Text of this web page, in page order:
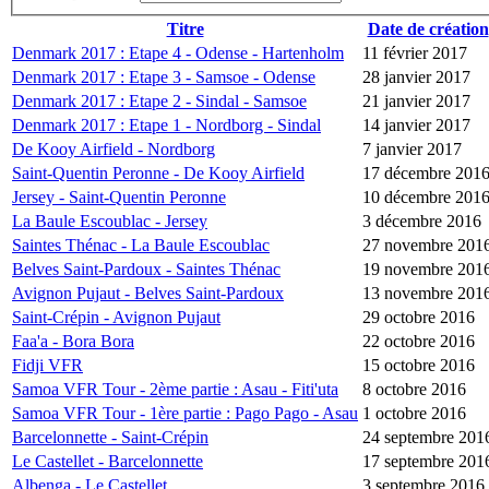
Titre
Date de création
Denmark 2017 : Etape 4 - Odense - Hartenholm
11 février 2017
Denmark 2017 : Etape 3 - Samsoe - Odense
28 janvier 2017
Denmark 2017 : Etape 2 - Sindal - Samsoe
21 janvier 2017
Denmark 2017 : Etape 1 - Nordborg - Sindal
14 janvier 2017
De Kooy Airfield - Nordborg
7 janvier 2017
Saint-Quentin Peronne - De Kooy Airfield
17 décembre 2016
Jersey - Saint-Quentin Peronne
10 décembre 2016
La Baule Escoublac - Jersey
3 décembre 2016
Saintes Thénac - La Baule Escoublac
27 novembre
Belves Saint-Pardoux - Saintes Thénac
19 novembre
Avignon Pujaut - Belves Saint-Pardoux
13 novembre
Saint-Crépin - Avignon Pujaut
29 octobre 2016
Faa'a - Bora Bora
22 octobre 2016
Fidji VFR
15 octobre 2016
Samoa VFR Tour - 2ème partie : Asau - Fiti'uta
8 octobre 2016
Samoa VFR Tour - 1ère partie : Pago Pago - Asau 1 octobre 2016
Barcelonnette - Saint-Crépin
24 septembre
Le Castellet - Barcelonnette
17 septembre